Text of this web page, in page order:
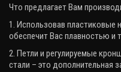
Что предлагает Вам
1. Использовав пластиковые
обеспечит Вас плавностью и
2. Петли и регулируемые
стали – это дополнительная